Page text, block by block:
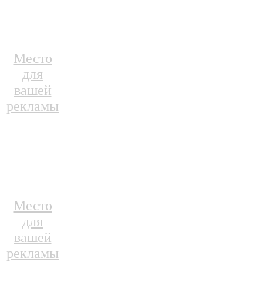
Место
для
вашей
рекламы
Место
для
вашей
рекламы